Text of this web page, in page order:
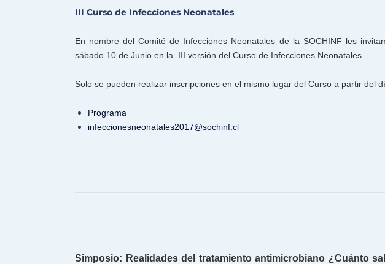
III Curso de Infecciones Neonatales
En nombre del Comité de Infecciones Neonatales de la SOCHINF les
sábado 10 de Junio en la III versión del Curso de Infecciones Neonatales.
Solo se pueden realizar inscripciones en el mismo lugar del Curso a partir del
Programa
infeccionesneonatales2017@sochinf.cl
Simposio: Realidades del tratamiento antimicrobiano ¿Cuánto